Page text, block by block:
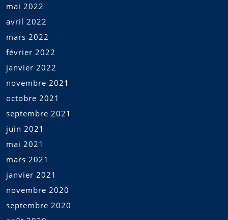
mai 2022
avril 2022
mars 2022
février 2022
janvier 2022
novembre 2021
octobre 2021
septembre 2021
juin 2021
mai 2021
mars 2021
janvier 2021
novembre 2020
septembre 2020